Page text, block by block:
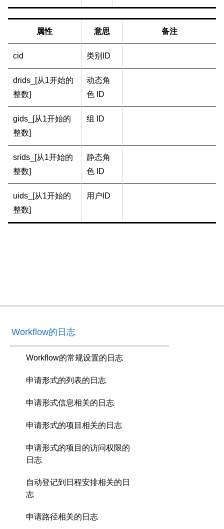
属性 意思 备注
cid 类别ID
drids_[从1开始的
整数]
动态角
色 ID
gids_[从1开始的
整数]
组 ID
srids_[从1开始的
整数]
静态角
色 ID
uids_[从1开始的
整数]
用户ID
Workflow的日志
Workflow的常规设置的日志
申请形式的列表的日志
申请形式信息相关的日志
申请形式的项目相关的日志
申请形式的项目的访问权限的
日志
自动登记到日程安排相关的日
志
申请路径相关的日志